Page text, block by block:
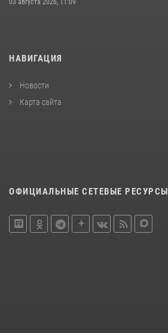
НАВИГАЦИЯ
Новости
Карта сайта
ОФИЦИАЛЬНЫЕ СЕТЕВЫЕ РЕСУРСЫ